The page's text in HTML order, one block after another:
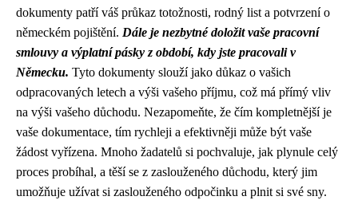
dokumenty patří váš průkaz totožnosti, rodný list a potvrzení o
německém pojištění. Dále je nezbytné doložit vaše pracovní
smlouvy a výplatní pásky z období, kdy jste pracovali v
Německu. Tyto dokumenty slouží jako důkaz o vašich
odpracovaných letech a výši vašeho příjmu, což má přímý vliv
na výši vašeho důchodu. Nezapomeňte, že čím kompletnější je
vaše dokumentace, tím rychleji a efektivněji může být vaše
žádost vyřízena. Mnoho žadatelů si pochvaluje, jak plynule celý
proces probíhal, a těší se z zaslouženého důchodu, který jim
umožňuje užívat si zaslouženého odpočinku a plnit si své sny.